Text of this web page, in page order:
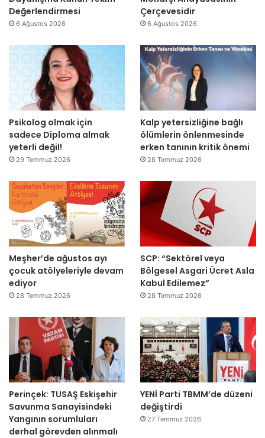
j
v
r
k
i
m
m
h
k
e
m
y
e
d
e
ğ
r
e
t
l
e
r
Değerlendirmesi
6 Ağustos 2026
Çerçevesidir
6 Ağustos 2026
Psikolog olmak için
sadece Diploma almak
yeterli değil!
29 Temmuz 2026
Kalp yetersizliğine bağlı
ölümlerin önlenmesinde
erken tanının kritik önemi
28 Temmuz 2026
Meşher’de ağustos ayı
çocuk atölyeleriyle devam
ediyor
28 Temmuz 2026
SCP: “Sektörel veya
Bölgesel Asgari Ücret Asla
Kabul Edilemez”
28 Temmuz 2026
Perinçek: TUSAŞ Eskişehir
Savunma Sanayisindeki
Yangının sorumluları
derhal görevden alınmalı
YENİ Parti TBMM’de düzeni
değiştirdi
27 Temmuz 2026